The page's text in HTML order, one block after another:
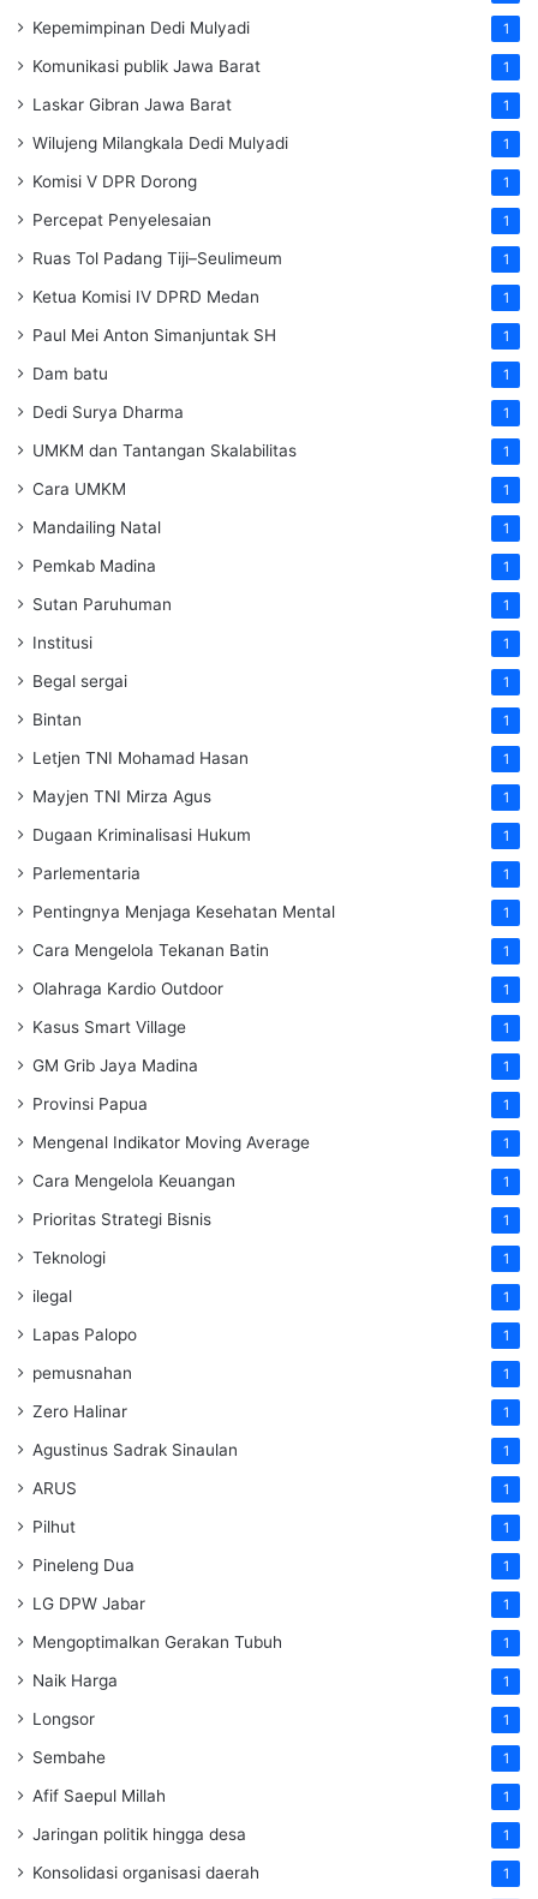
Kepemimpinan Dedi Mulyadi 1
Komunikasi publik Jawa Barat 1
Laskar Gibran Jawa Barat 1
Wilujeng Milangkala Dedi Mulyadi 1
Komisi V DPR Dorong 1
Percepat Penyelesaian 1
Ruas Tol Padang Tiji–Seulimeum 1
Ketua Komisi IV DPRD Medan 1
Paul Mei Anton Simanjuntak SH 1
Dam batu 1
Dedi Surya Dharma 1
UMKM dan Tantangan Skalabilitas 1
Cara UMKM 1
Mandailing Natal 1
Pemkab Madina 1
Sutan Paruhuman 1
Institusi 1
Begal sergai 1
Bintan 1
Letjen TNI Mohamad Hasan 1
Mayjen TNI Mirza Agus 1
Dugaan Kriminalisasi Hukum 1
Parlementaria 1
Pentingnya Menjaga Kesehatan Mental 1
Cara Mengelola Tekanan Batin 1
Olahraga Kardio Outdoor 1
Kasus Smart Village 1
GM Grib Jaya Madina 1
Provinsi Papua 1
Mengenal Indikator Moving Average 1
Cara Mengelola Keuangan 1
Prioritas Strategi Bisnis 1
Teknologi 1
ilegal 1
Lapas Palopo 1
pemusnahan 1
Zero Halinar 1
Agustinus Sadrak Sinaulan 1
ARUS 1
Pilhut 1
Pineleng Dua 1
LG DPW Jabar 1
Mengoptimalkan Gerakan Tubuh 1
Naik Harga 1
Longsor 1
Sembahe 1
Afif Saepul Millah 1
Jaringan politik hingga desa 1
Konsolidasi organisasi daerah 1